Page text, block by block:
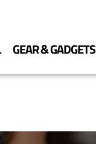
GEAR & GADGETS